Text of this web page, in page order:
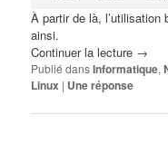
À partir de là,
ainsi.
Continuer la lecture →
Publié dansInformatique,
Linux | Uneréponse